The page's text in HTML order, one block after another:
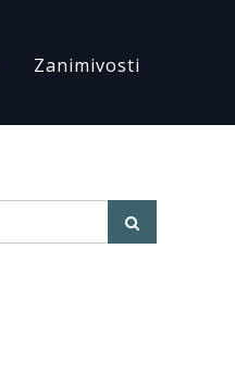
Zanimivosti